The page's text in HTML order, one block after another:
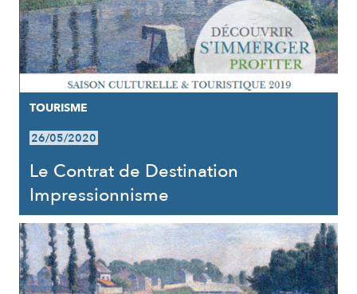
TOURISME
26/05/2020
Le Contrat de Destination
Impressionnisme